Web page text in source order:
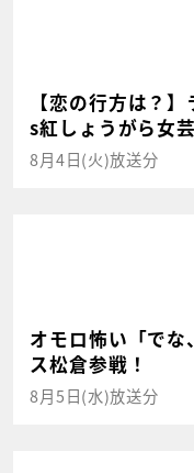
【恋の行方は？
s紅しょうがら女
8月4日(火)放送分
オモロ怖い「で
ス松倉参戦！
8月5日(水)放送分